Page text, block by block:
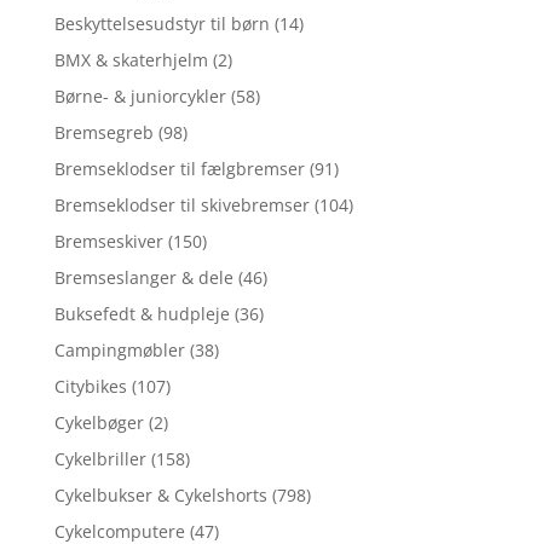
Beskyttelsesudstyr til børn (14)
BMX & skaterhjelm (2)
Børne- & juniorcykler (58)
Bremsegreb (98)
Bremseklodser til fælgbremser (91)
Bremseklodser til skivebremser (104)
Bremseskiver (150)
Bremseslanger & dele (46)
Buksefedt & hudpleje (36)
Campingmøbler (38)
Citybikes (107)
Cykelbøger (2)
Cykelbriller (158)
Cykelbukser & Cykelshorts (798)
Cykelcomputere (47)